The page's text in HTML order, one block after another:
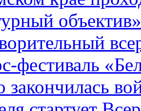
объектив»
фестиваль
закончилась